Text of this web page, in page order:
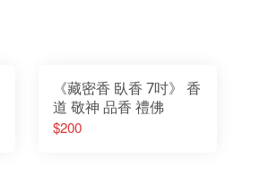
《藏密香 臥香 7吋》 香
道 敬神 品香 禮佛
$200